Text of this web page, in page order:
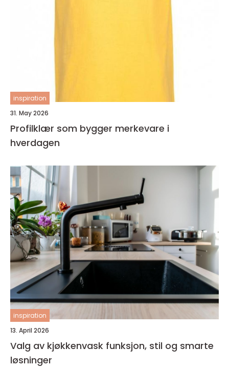
inspiration
31. May 2026
Profilklær som bygger merkevare i
hverdagen
inspiration
13. April 2026
Valg av kjøkkenvask funksjon, stil og smarte
løsninger